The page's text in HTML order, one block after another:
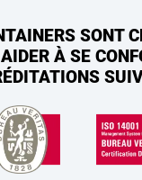
SONT
À SE